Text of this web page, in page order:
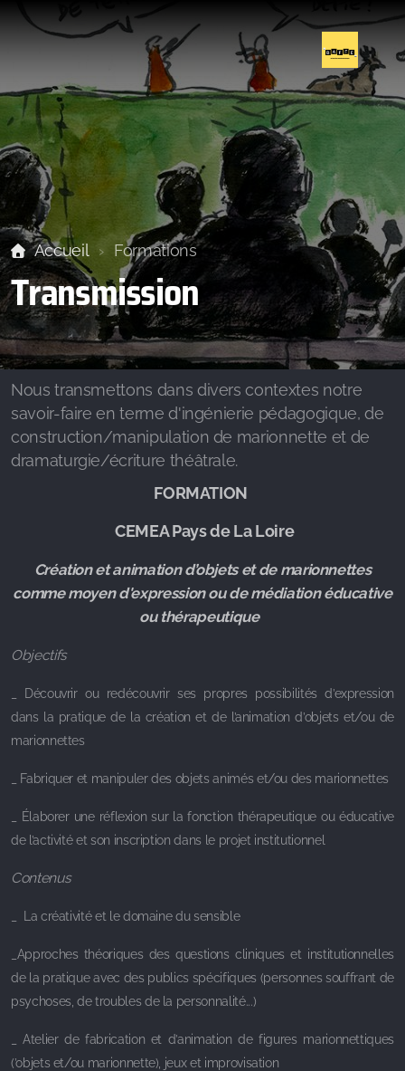
Accueil Formations
Transmission
Nous transmettons dans divers contextes notre
savoir-faire en terme d'ingénierie pédagogique, de
construction/manipulation de marionnette et de
dramaturgie/écriture théâtrale.
FORMATION
CEMEA Pays de La Loire
Création et animation d’objets et de marionnettes
comme moyen d'expression ou de médiation éducative
ou thérapeutique
Objectifs
_ Découvrir ou redécouvrir ses propres possibilités d’expression
dans la pratique de la création et de l’animation d’objets et/ou de
marionnettes
_ Fabriquer et manipuler des objets animés et/ou des marionnettes
_ Élaborer une réflexion sur la fonction thérapeutique ou éducative
de l’activité et son inscription dans le projet institutionnel
Contenus
_ La créativité et le domaine du sensible
_Approches théoriques des questions cliniques et institutionnelles
de la pratique avec des publics spécifiques (personnes souffrant de
psychoses, de troubles de la personnalité...)
_ Atelier de fabrication et d’animation de figures marionnettiques
(’objets et/ou marionnette), jeux et improvisation
Fabrice Tanguy
Loïc Braunstein
Blackstar
Exposition : Réinventer nos héros, cinq ans d'ateliers
marionnettiques en détention
Création 2026-2027 Muppet Forum
A l'occasion
Blackstar au FMTM !